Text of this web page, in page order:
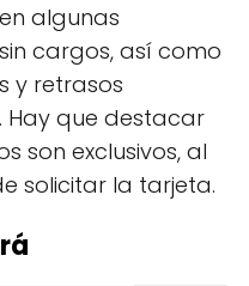
algunas
cargos, así como
y retrasos
Hay que destacar
son exclusivos, al
solicitar la tarjeta.